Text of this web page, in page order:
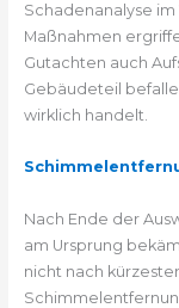
Schadenanalyse
Maßnahmen
Gutachten auch
Gebäudeteil
wirklich handelt.
Nach Ende der
am Ursprung
nicht nach